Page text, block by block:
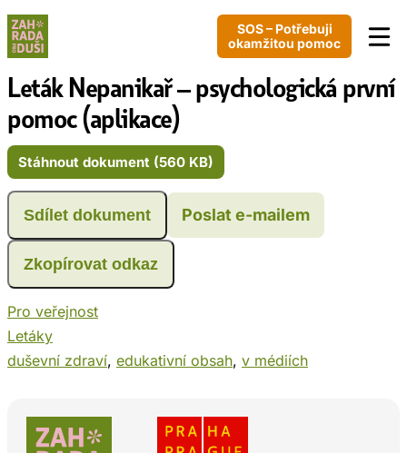
SOS – Potřebuji
okamžitou pomoc
Leták Nepanikař – psychologická první
pomoc (aplikace)
Stáhnout dokument (560 KB)
Sdílet dokument Poslat e-mailem
Zkopírovat odkaz
Pro veřejnost
Letáky
duševní zdraví, edukativní obsah, v médiích